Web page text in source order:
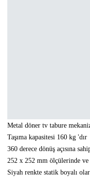
Metal döner tv tabure
Taşıma kapasitesi 160 kg 'dır
360 derece dönüş açısına
252 x 252 mm ölçülerinde
Siyah renkte statik boyalı